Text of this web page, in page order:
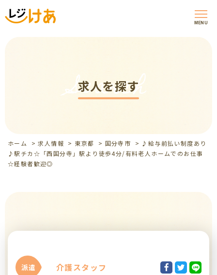
MENU
求人を探す
Search
ホーム >求人情報 > 東京都 > 国分寺市 > ♪給与前払い制度あり
♪駅チカ☆「西国分寺」駅より徒歩4分/有料老人ホームでのお仕事
☆経験者歓迎◎
派遣 介護スタッフ